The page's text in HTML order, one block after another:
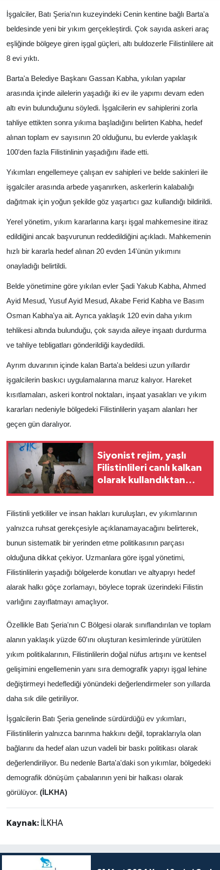
İşgalciler, Batı Şeria'nın kuzeyindeki Cenin kentine bağlı Barta'a
beldesinde yeni bir yıkım gerçekleştirdi. Çok sayıda askeri araç
eşliğinde bölgeye giren işgal güçleri, altı buldozerle Filistinlilere ait
8 evi yıktı.
Barta'a Belediye Başkanı Gassan Kabha, yıkılan yapılar
arasında içinde ailelerin yaşadığı iki ev ile yapımı devam eden
altı evin bulunduğunu söyledi. İşgalcilerin ev sahiplerini zorla
tahliye ettikten sonra yıkıma başladığını belirten Kabha, hedef
alınan toplam ev sayısının 20 olduğunu, bu evlerde yaklaşık
100'den fazla Filistinlinin yaşadığını ifade etti.
Yıkımları engellemeye çalışan ev sahipleri ve belde sakinleri ile
işgalciler arasında arbede yaşanırken, askerlerin kalabalığı
dağıtmak için yoğun şekilde göz yaşartıcı gaz kullandığı bildirildi.
Yerel yönetim, yıkım kararlarına karşı işgal mahkemesine itiraz
edildiğini ancak başvurunun reddedildiğini açıkladı. Mahkemenin
hızlı bir kararla hedef alınan 20 evden 14'ünün yıkımını
onayladığı belirtildi.
Belde yönetimine göre yıkılan evler Şadi Yakub Kabha, Ahmed
Ayid Mesud, Yusuf Ayid Mesud, Akabe Ferid Kabha ve Basım
Osman Kabha'ya ait. Ayrıca yaklaşık 120 evin daha yıkım
tehlikesi altında bulunduğu, çok sayıda aileye inşaatı durdurma
ve tahliye tebligatları gönderildiği kaydedildi.
Ayrım duvarının içinde kalan Barta'a beldesi uzun yıllardır
işgalcilerin baskıcı uygulamalarına maruz kalıyor. Hareket
kısıtlamaları, askeri kontrol noktaları, inşaat yasakları ve yıkım
kararları nedeniyle bölgedeki Filistinlilerin yaşam alanları her
geçen gün daralıyor.
Siyonist rejim, yaşlı
Filistinlileri canlı kalkan
olarak kullandıktan
Filistinli yetkililer ve insan hakları kuruluşları, ev yıkımlarının
yalnızca ruhsat gerekçesiyle açıklanamayacağını belirterek,
bunun sistematik bir yerinden etme politikasının parçası
olduğuna dikkat çekiyor. Uzmanlara göre işgal yönetimi,
Filistinlilerin yaşadığı bölgelerde konutları ve altyapıyı hedef
alarak halkı göçe zorlamayı, böylece toprak üzerindeki Filistin
varlığını zayıflatmayı amaçlıyor.
Özellikle Batı Şeria'nın C Bölgesi olarak sınıflandırılan ve toplam
alanın yaklaşık yüzde 60'ını oluşturan kesimlerinde yürütülen
yıkım politikalarının, Filistinlilerin doğal nüfus artışını ve kentsel
gelişimini engellemenin yanı sıra demografik yapıyı işgal lehine
değiştirmeyi hedeflediği yönündeki değerlendirmeler son yıllarda
daha sık dile getiriliyor.
İşgalcilerin Batı Şeria genelinde sürdürdüğü ev yıkımları,
Filistinlilerin yalnızca barınma hakkını değil, topraklarıyla olan
bağlarını da hedef alan uzun vadeli bir baskı politikası olarak
değerlendiriliyor. Bu nedenle Barta'a'daki son yıkımlar, bölgedeki
demografik dönüşüm çabalarının yeni bir halkası olarak
görülüyor. (İLKHA)
Kaynak: İLKHA